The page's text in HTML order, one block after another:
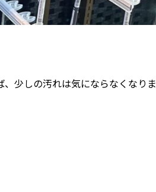
少しの汚れは気にならなくなりま